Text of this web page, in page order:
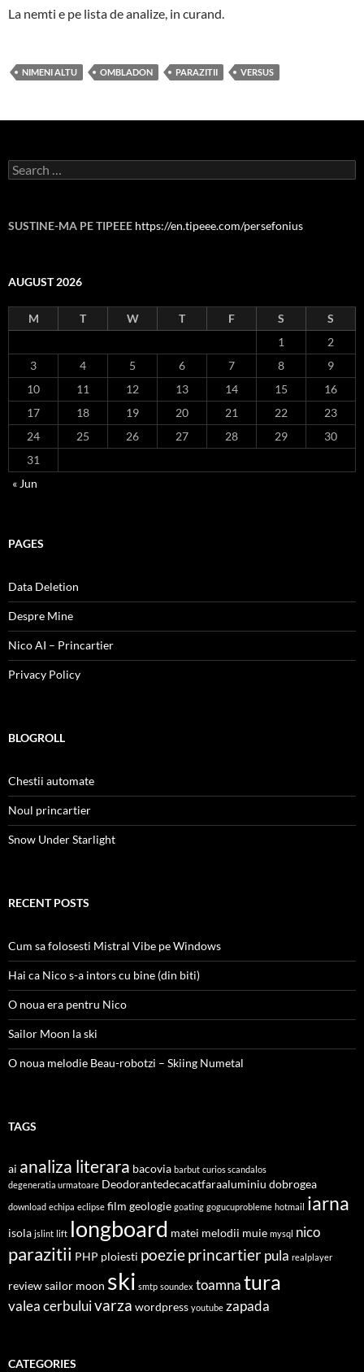
La nemti e pe lista de analize, in curand.
NIMENI ALTU OMBLADON PARAZITII VERSUS
Search
for:
SUSTINE-MA PE TIPEEE https://en.tipeee.com/persefonius
AUGUST 2026
M T W T F S
S
1
2
3
4 5 6 7 8
9
10
11 12 13 14 15
16
17
18 19 20 21 22
23
24
25 26 27 28 29
30
31
« Jun
PAGES
Data Deletion
Despre Mine
Nico AI – Princartier
Privacy Policy
BLOGROLL
Chestii automate
Noul princartier
Snow Under Starlight
RECENT POSTS
Cum sa folosesti Mistral Vibe pe Windows
Hai ca Nico s-a intors cu bine (din biti)
O noua era pentru Nico
Sailor Moon la ski
O noua melodie Beau-robotzi – Skiing Numetal
TAGS
ai analiza literara bacovia barbut curios scandalos
degeneratia urmatoare Deodorantedecacatfaraaluminiu dobrogea
download echipa eclipse film geologie goating gogucuprobleme hotmail iarna
isola jslint lift longboard matei melodii muie mysql nico
parazitii PHP ploiesti poezieprincartierpula realplayer
reviewsailor moon ski smtp soundex toamnatura
valea cerbuluivarza wordpress youtube zapada
CATEGORIES